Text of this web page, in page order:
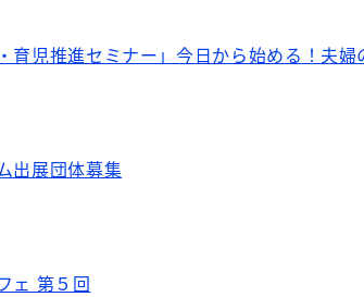
育児推進セミナー」今日から始める！夫
出展団体募集
ェ 第５回